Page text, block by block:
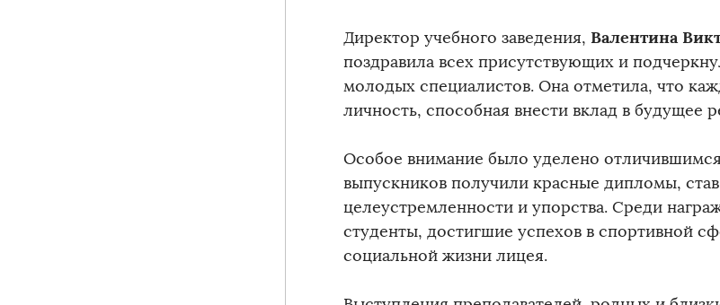
Директор учебного заведения, Валентина
поздравила всех присутствующих и
молодых специалистов. Она отметила, что
личность, способная внести вклад в будущее
Особое внимание было уделено
выпускников получили красные дипломы,
целеустремленности и упорства. Среди
студенты, достигшие успехов в спортивной
социальной жизни лицея.